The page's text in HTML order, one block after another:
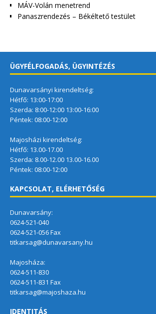
MÁV-Volán menetrend
Panaszrendezés – Békéltető testület
ÜGYFÉLFOGADÁS, ÜGYINTÉZÉS
Dunavarsányi kirendeltség:
Hétfő: 13:00-17:00
Szerda: 8:00-12:00 13:00-16:00
Péntek: 08:00-12:00
Majosházi kirendeltség:
Hétfő: 13.00-17.00
Szerda: 8.00-12.00 13.00-16.00
Péntek: 08:00-12:00
KAPCSOLAT, ELÉRHETŐSÉG
Dunavarsány:
0624-521-040
0624-521-056 Fax
titkarsag@dunavarsany.hu
Majosháza:
0624-511-830
0624-511-831 Fax
titkarsag@majoshaza.hu
IDENTITÁS